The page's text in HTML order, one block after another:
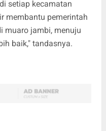
setiap kecamatan
membantu pemerintah
muaro jambi, menuju
baik," tandasnya.